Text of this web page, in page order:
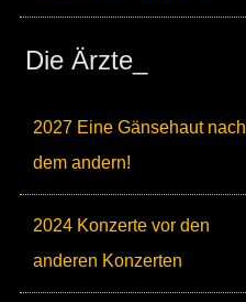
Die Ärzte_
2027 Eine Gänsehaut nach
dem andern!
2024 Konzerte vor den
anderen Konzerten